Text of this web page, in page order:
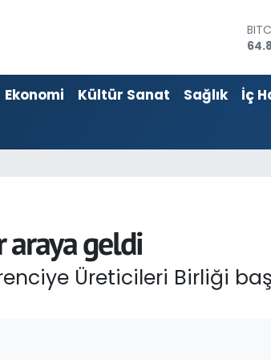
Ekonomi Kültür Sanat Sağlık İç
araya geldi
Üreticileri Birliği